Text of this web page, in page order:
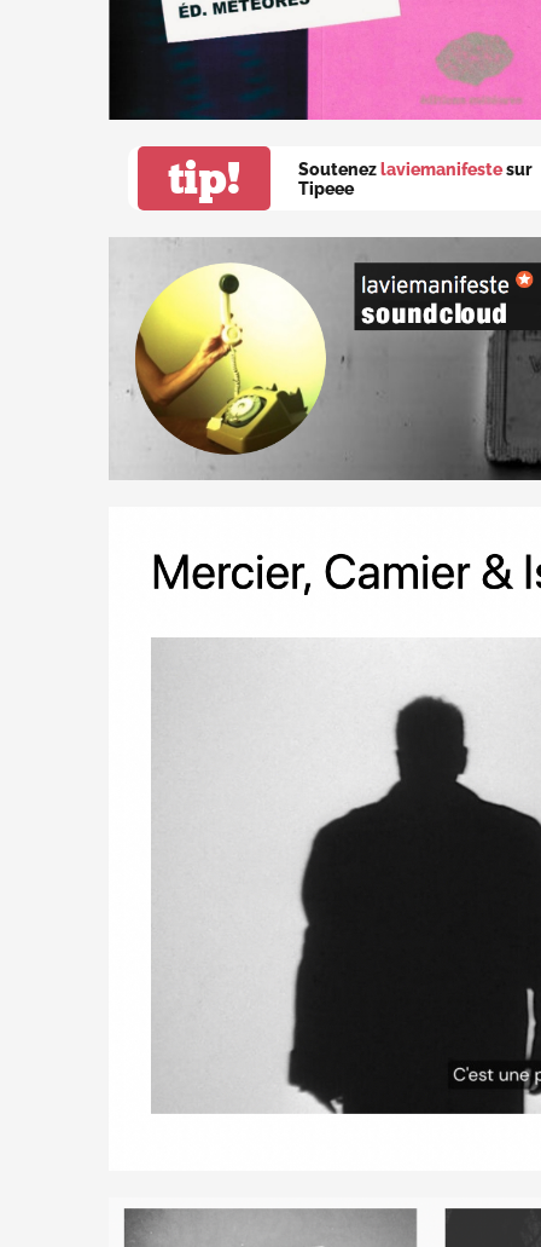
tip! Soutenez laviemanifestesur
Tipeee